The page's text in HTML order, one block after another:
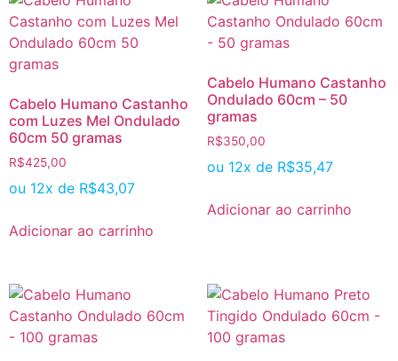
Cabelo Humano Castanho
com Luzes Mel Ondulado
60cm 50 gramas
R$425,00
ou 12x de R$43,07
Adicionar ao carrinho
Cabelo Humano Castanho
Ondulado 60cm – 50
gramas
R$350,00
ou 12x de R$35,47
Adicionar ao carrinho